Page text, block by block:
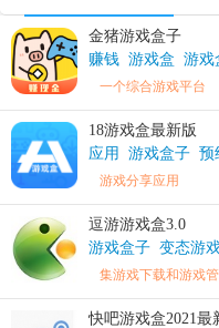
金猪游戏盒子
赚钱 游戏盒 游戏
一个综合游戏平台
18游戏盒最新版
应用
游戏盒子 预
游戏分享应用
逗游游戏盒3.0
游戏盒子 变态游
集游戏下载和游戏
快吧游戏盒2021最